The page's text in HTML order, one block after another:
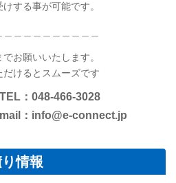
する事が可能です。
お願いいたします。
けるとスムーズです
：048-466-3028
connect.jp
情報